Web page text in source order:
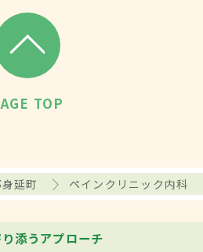
TOP
延町 ペインクリニック内科
添うアプローチ